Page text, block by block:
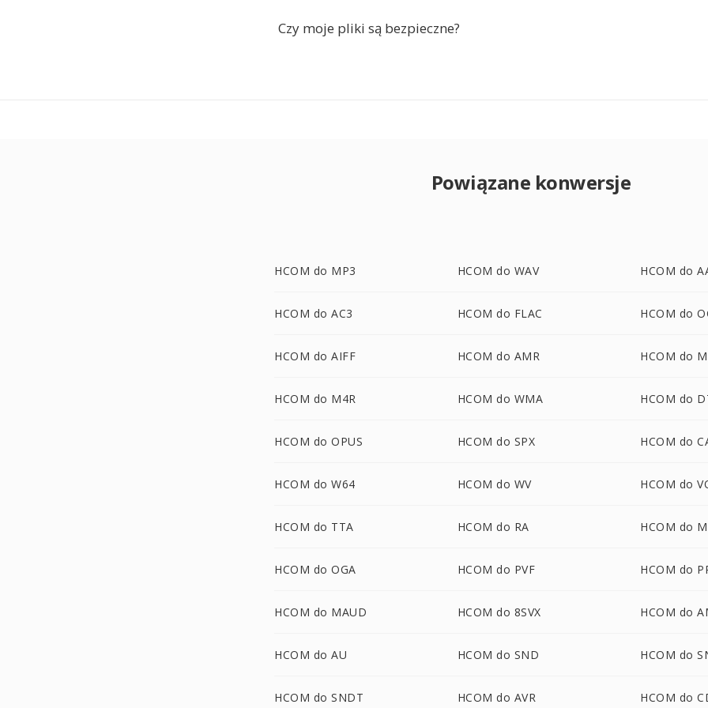
Czy moje pliki są bezpieczne?
Powiązane konwersje
HCOM do MP3 HCOM do WAV HCOM do
HCOM do AC3 HCOM do FLAC HCOM do
HCOM do AIFF HCOM do AMR HCOM do
HCOM do M4R HCOM do WMA HCOM do
HCOM do OPUS HCOM do SPX HCOM do
HCOM do W64 HCOM do WV HCOM do
HCOM do TTA HCOM do RA HCOM do
HCOM do OGA HCOM do PVF HCOM do
HCOM do MAUD HCOM do 8SVX HCOM do
HCOM do AU HCOM do SND HCOM do
HCOM do SNDT HCOM do AVR HCOM do